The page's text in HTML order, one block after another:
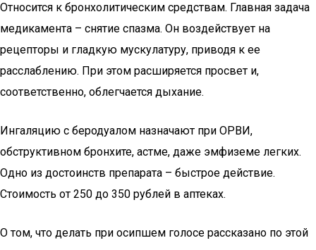
Относится к бронхолитическим средствам. Главная задача
медикамента – снятие спазма. Он воздействует на
рецепторы и гладкую мускулатуру, приводя к ее
расслаблению. При этом расширяется просвет и,
соответственно, облегчается дыхание.
Ингаляцию с беродуалом назначают при ОРВИ,
обструктивном бронхите, астме, даже эмфиземе легких.
Одно из достоинств препарата – быстрое действие.
Стоимость от 250 до 350 рублей в аптеках.
О том, что делать при осипшем голосе рассказано по этой